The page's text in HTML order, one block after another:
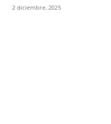
2 diciembre, 2025